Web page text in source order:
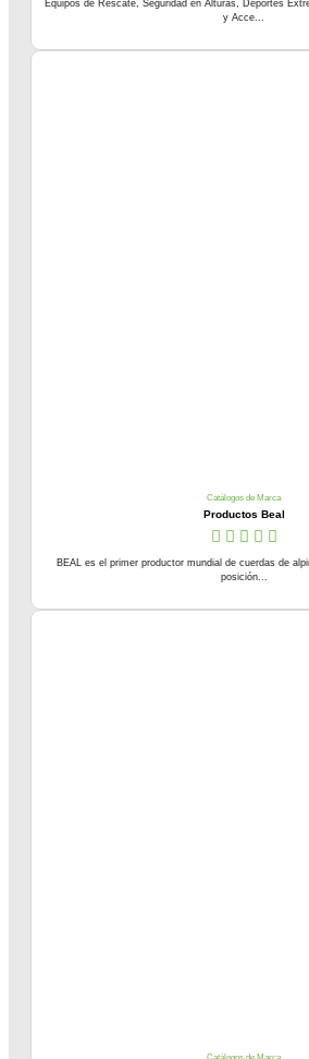
Equipos de Rescate, Seguridad en Alturas, Deportes
y Acce...
Catálogos de Marca
Productos Beal
BEAL es el primer productor mundial de cuerdas de
posición...